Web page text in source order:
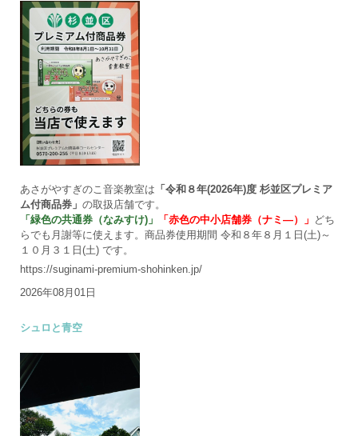
あさがやすぎのこ音楽教室は 「令和８年(2026年)度 杉並区プレミア
ム付商品券」 の取扱店舗です。
「緑色の共通券（なみすけ)」
「赤色の中小店舗券（ナミ―）」 どち
らでも月謝等に使えます。商品券使用期間 令和８年８月１日(土)～
１０月３１日(土) です。
https://suginami-premium-shohinken.jp/
2026年08月01日
シュロと青空